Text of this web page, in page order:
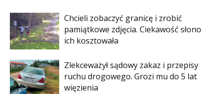
Chcieli zobaczyć granicę i zrobić
pamiątkowe zdjęcia. Ciekawość słono
ich kosztowała
Zlekceważył sądowy zakaz i przepisy
ruchu drogowego. Grozi mu do 5 lat
więzienia